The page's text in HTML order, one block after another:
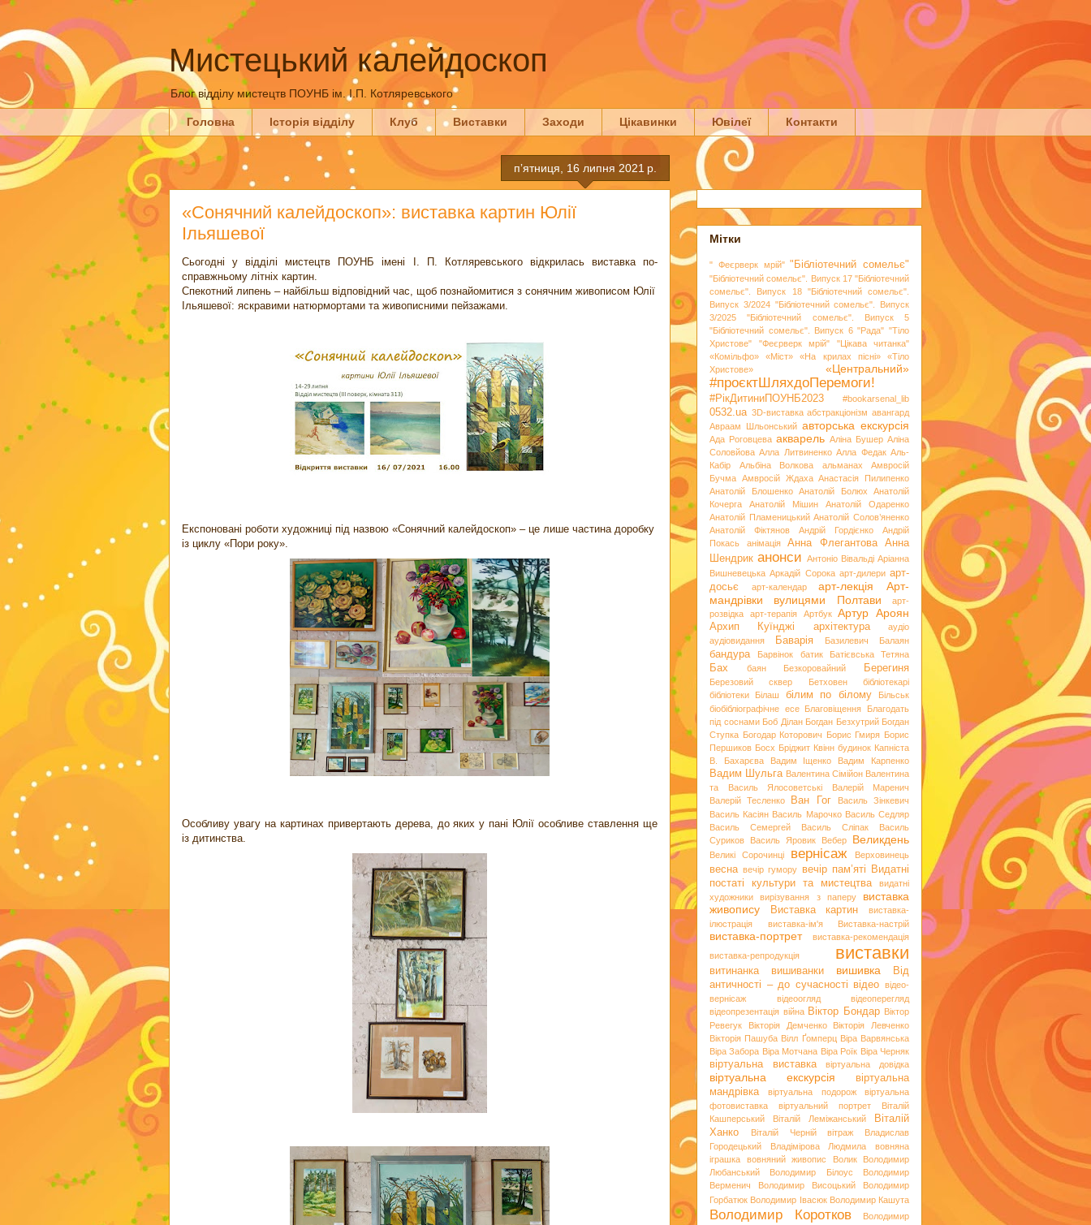
Мистецький калейдоскоп
Блог відділу мистецтв ПОУНБ ім. І.П. Котляревського
Головна Історія відділу Клуб Виставки Заходи Цікавинки Ювілеї Контакти
пʼятниця, 16 липня 2021 р.
«Сонячний калейдоскоп»: виставка картин Юлії
Ільяшевої
Сьогодні у відділі мистецтв ПОУНБ імені І. П. Котляревського відкрилась виставка по-
справжньому літніх картин.
Спекотний липень – найбільш відповідний час, щоб познайомитися з сонячним живописом Юлії
Ільяшевої: яскравими натюрмортами та живописними пейзажами.
Експоновані роботи художниці під назвою «Сонячний калейдоскоп» – це лише частина доробку
із циклу «Пори року».
Особливу увагу на картинах привертають дерева, до яких у пані Юлії особливе ставлення ще
із дитинства.
Мітки
" Феєрверк мрій" "Бібліотечний сомельє"
"Бібліотечний сомельє". Випуск 17 "Бібліотечний
сомельє". Випуск 18
"Бібліотечний сомельє".
Випуск 3/2024 "Бібліотечний сомельє". Випуск
3/2025
"Бібліотечний сомельє". Випуск 5
"Бібліотечний сомельє". Випуск 6 "Рада" "Тіло
Христове"
"Феєрверк мрій"
"Цікава читанка"
«Комільфо»
«Міст» «На крилах пісні»
«Тіло
Христове»
«Центральний»
#проєктШляхдоПеремоги!
#РікДитиниПОУНБ2023 #bookarsenal_lib
0532.ua 3D-виставка абстракціонізм авангард
Авраам Шльонський авторська екскурсія
Ада Роговцева акварель Аліна Бушер Аліна
Соловйова Алла Литвиненко Алла Федак Аль-
Кабір
Альбіна Волкова альманах
Амвросій
Бучма Амвросій Ждаха Анастасія Пилипенко
Анатолій Блошенко
Анатолій Болюх
Анатолій
Кочерга
Анатолій Мішин
Анатолій Одаренко
Анатолій Пламеницький Анатолій Солов’яненко
Анатолій Фіктянов
Андрій Гордієнко
Андрій
Покась
анімація Анна Флегантова
Анна
Шендрик анонси Антоніо Вівальді Аріанна
Вишневецька Аркадій Сорока арт-дилери арт-
досьє
арт-календар арт-лекція
Арт-
мандрівки вулицями Полтави
арт-
розвідка
арт-терапія Артбук Артур Ароян
Архип Куїнджі архітектура
аудіо
аудіовидання
Баварія Базилевич Балаян
бандура Барвінок батик Батієвська Тетяна
Бах баян Безкоровайний Берегиня
Березовий сквер Бетховен
бібліотекарі
бібліотеки
Білаш білим по білому
Більськ
біобібліографічне есе
Благовіщення
Благодать
під соснами Боб Ділан Богдан Безхутрий Богдан
Ступка Богодар Которович Борис Гмиря Борис
Першиков Босх Бріджит Квінн будинок Капніста
В. Бахарєва
Вадим Іщенко Вадим Карпенко
Вадим Шульга Валентина Сімійон Валентина
та Василь Ялосоветські
Валерій Маренич
Валерій Тесленко
Ван Гог
Василь Зінкевич
Василь Касіян Василь Марочко Василь Седляр
Василь Семергей
Василь Сліпак
Василь
Суриков
Василь Яровик Вебер Великдень
Великі Сорочинці вернісаж Верховинець
весна вечір гумору вечір пам’яті
Видатні
постаті культури та мистецтва
видатні
художники
вирізування з паперу
виставка
живопису
Виставка картин
виставка-
ілюстрація
виставка-ім'я Виставка-настрій
виставка-портрет
виставка-рекомендація
виставка-репродукція
виставки
витинанка вишиванки вишивка
Від
античності – до сучасності відео відео-
вернісаж
відеоогляд
відеоперегляд
відеопрезентація війна Віктор Бондар Віктор
Ревегук
Вікторія Демченко
Вікторія Левченко
Вікторія Пашуба Вілл Ґомперц Віра Варвянська
Віра Забора Віра Мотчана Віра Роїк Віра Черняк
віртуальна виставка віртуальна довідка
віртуальна екскурсія
віртуальна
мандрівка
віртуальна подорож
віртуальна
фотовиставка
віртуальний портрет
Віталій
Кашперський
Віталій Леміжанський
Віталій
Ханко
Віталій Черній вітраж
Владислав
Городецький
Владімірова Людмила
вовняна
іграшка
вовняний живопис Волик
Володимир
Любанський
Володимир Білоус
Володимир
Верменич
Володимир Висоцький
Володимир
Горбатюк Володимир Івасюк Володимир Кашута
Володимир Коротков
Володимир